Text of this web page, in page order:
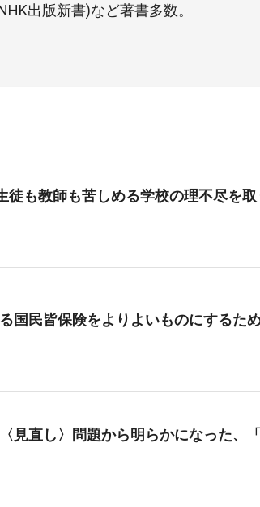
出版新書)など著書多数。
徒も教師も苦しめる学校の理不尽を
国民皆保険をよりよいものにするた
見直し〉問題から明らかになった、